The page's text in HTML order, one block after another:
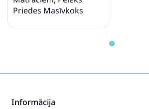
Priedes Masīvkoks
Informācija